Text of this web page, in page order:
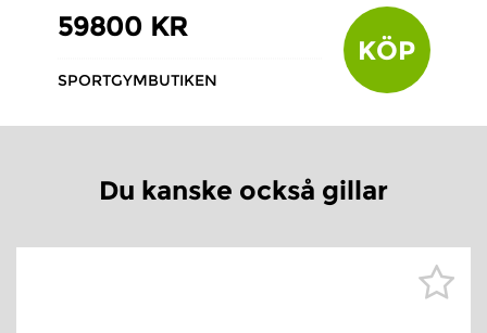
59800 KR
SPORTGYMBUTIKEN
KÖP
Du kanske också gillar